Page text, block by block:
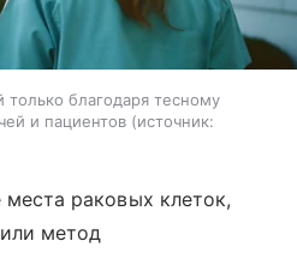
только благодаря тесному
и пациентов
источник:
раковых клеток,
метод